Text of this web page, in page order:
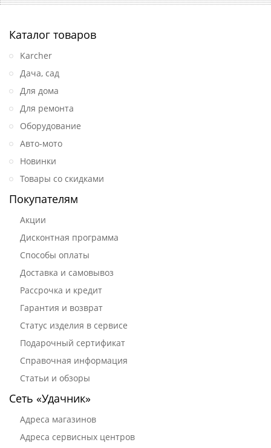
Каталог товаров
Karcher
Дача, сад
Для дома
Для ремонта
Оборудование
Авто-мото
Новинки
Товары со скидками
Покупателям
Акции
Дисконтная программа
Способы оплаты
Доставка и самовывоз
Рассрочка и кредит
Гарантия и возврат
Статус изделия в сервисе
Подарочный сертификат
Справочная информация
Статьи и обзоры
Сеть «Удачник»
Адреса магазинов
Адреса сервисных центров